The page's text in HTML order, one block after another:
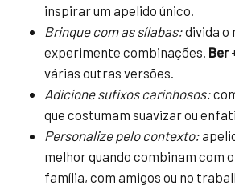
inspirar um apelido único.
Brinque com as sílabas:divida o
experimente combinações. Ber
várias outras versões.
Adicione sufixos carinhosos:
que costumam suavizar ou
Personalize pelo contexto:
melhor quando combinam com
família, com amigos ou no